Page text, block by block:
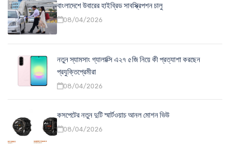
বাংলাদেশে উবারের হাইব্রিড সাবস্ক্রিপশন চালু
08/04/2026
নতুন স্যামসাং গ্যালাক্সি এ২৭ ৫জি নিয়ে কী প্রত্যাশা করছেন
প্রযুক্তিপ্রেমীরা
08/04/2026
কসপেটের নতুন দুটি স্মার্টওয়াচ আনল মোশন ভিউ
08/04/2026